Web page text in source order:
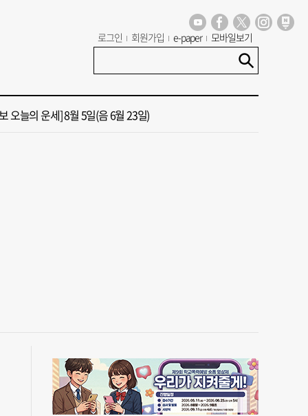
로그인 회원가입 e-paper 모바일보기
오늘의 운세] 8월 5일(음 6월 23일)